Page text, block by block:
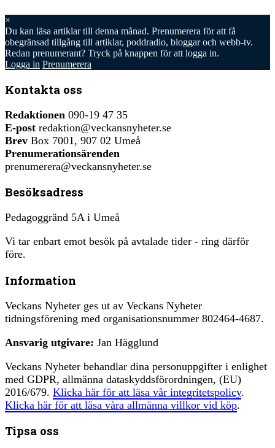
×
Du kan läsa artiklar till denna månad. Prenumerera för att få
obegränsad tillgång till artiklar, poddradio, bloggar och webb-tv.
Redan prenumerant? Tryck på knappen för att logga in.
Logga in Prenumerera
Kontakta oss
Redaktionen 090-19 47 35
E-post redaktion@veckansnyheter.se
Brev Box 7001, 907 02 Umeå
Prenumerationsärenden
prenumerera@veckansnyheter.se
Besöksadress
Pedagoggränd 5A i Umeå
Vi tar enbart emot besök på avtalade tider - ring därför
före.
Information
Veckans Nyheter ges ut av Veckans Nyheter
tidningsförening med organisationsnummer 802464-4687.
Ansvarig utgivare: Jan Hägglund
Veckans Nyheter behandlar dina personuppgifter i enlighet
med GDPR, allmänna dataskyddsförordningen, (EU)
2016/679. Klicka här för att läsa vår integritetspolicy.
Klicka här för att läsa våra allmänna villkor vid köp.
Tipsa oss